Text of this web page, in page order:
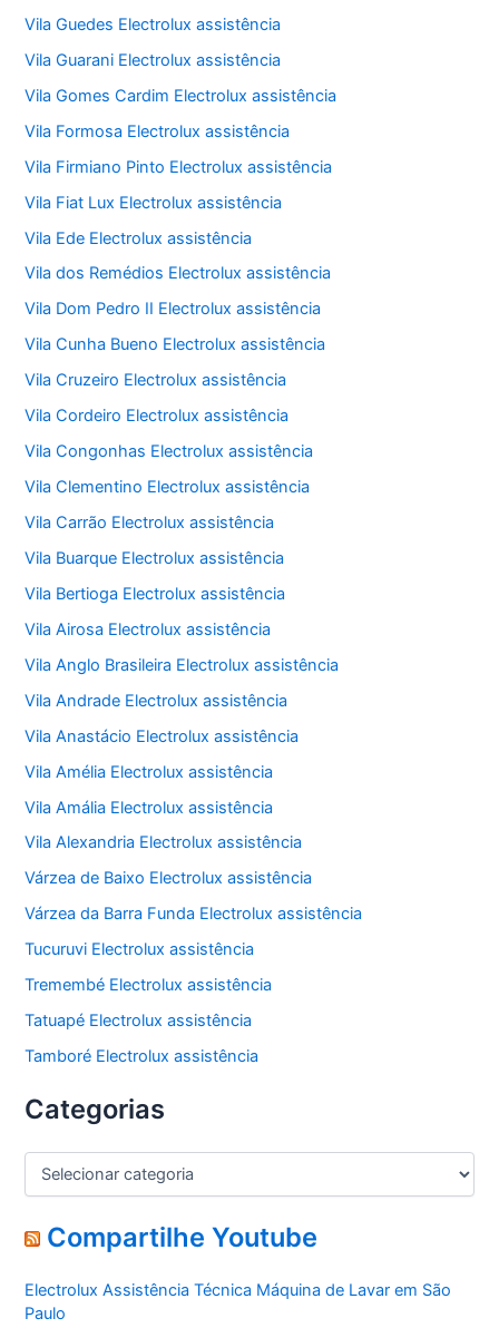
Vila Guedes Electrolux assistência
Vila Guarani Electrolux assistência
Vila Gomes Cardim Electrolux assistência
Vila Formosa Electrolux assistência
Vila Firmiano Pinto Electrolux assistência
Vila Fiat Lux Electrolux assistência
Vila Ede Electrolux assistência
Vila dos Remédios Electrolux assistência
Vila Dom Pedro II Electrolux assistência
Vila Cunha Bueno Electrolux assistência
Vila Cruzeiro Electrolux assistência
Vila Cordeiro Electrolux assistência
Vila Congonhas Electrolux assistência
Vila Clementino Electrolux assistência
Vila Carrão Electrolux assistência
Vila Buarque Electrolux assistência
Vila Bertioga Electrolux assistência
Vila Airosa Electrolux assistência
Vila Anglo Brasileira Electrolux assistência
Vila Andrade Electrolux assistência
Vila Anastácio Electrolux assistência
Vila Amélia Electrolux assistência
Vila Amália Electrolux assistência
Vila Alexandria Electrolux assistência
Várzea de Baixo Electrolux assistência
Várzea da Barra Funda Electrolux assistência
Tucuruvi Electrolux assistência
Tremembé Electrolux assistência
Tatuapé Electrolux assistência
Tamboré Electrolux assistência
Categorias
C
e
g
r
i
Compartilhe Youtube
Electrolux Assistência Técnica Máquina de Lavar em São
Paulo